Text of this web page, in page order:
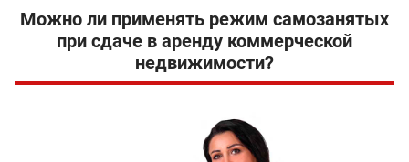
Можно ли применять режим самозанятых
при сдаче в аренду коммерческой
недвижимости?